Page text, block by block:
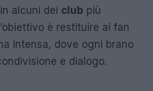
alcuni dei club più
è restituire ai fan
intensa, dove ogni brano
e dialogo.